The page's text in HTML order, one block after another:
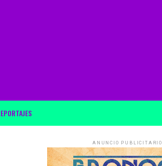
ANUNCIO PUBLICITARIO